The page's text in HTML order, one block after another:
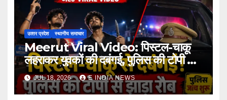
उत्‍तर प्रदेश स्थानीय समाचार
Meerut Viral Video: पिस्टल-चाकू
लहराकर युवकों की दबंगई, पुलिस की टोपी से
दिखाया रौब
JUL 18, 2026 E INDIA NEWS